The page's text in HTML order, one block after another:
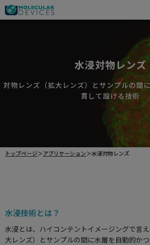
アプリケーション
製品一覧
サービス・サポート
導入事例
企業情報
水浸対物レンズ
対物レンズ（拡大レンズ）とサンプルの間
貫して設ける技術
トップページ＞アプリケーション＞水浸対物レンズ
水浸技術とは？
水浸とは、ハイコンテントイメージングで言
大レンズ）とサンプルの間に水層を自動的か